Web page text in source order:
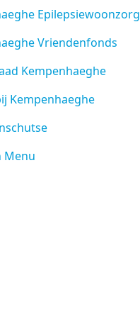
Epilepsiewoonzorg
Vriendenfonds
Kempenhaeghe
Kempenhaeghe
Menu